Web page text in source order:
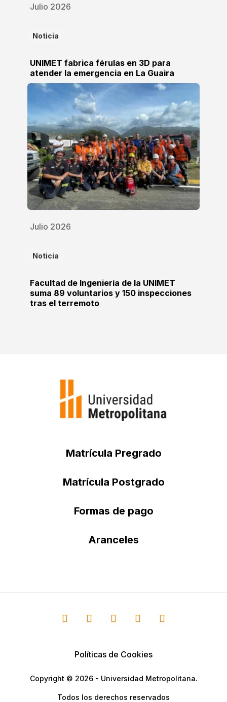
Julio 2026
Noticia
UNIMET fabrica férulas en 3D para
atender la emergencia en La Guaira
Julio 2026
Noticia
Facultad de Ingeniería de la UNIMET
suma 89 voluntarios y 150 inspecciones
tras el terremoto
Matrícula Pregrado
Matrícula Postgrado
Formas de pago
Aranceles
Políticas de Cookies
Copyright © 2026 - Universidad Metropolitana.
Todos los derechos reservados